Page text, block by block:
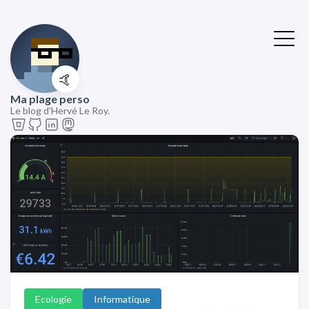
🤙
Ma plage perso
Le blog d'Hervé Le Roy.
Ecologie Informatique